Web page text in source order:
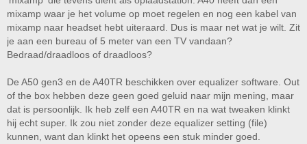
mixamp waar je het volume op moet regelen en nog een kabel van
mixamp naar headset hebt uiteraard. Dus is maar net wat je wilt. Zit
je aan een bureau of 5 meter van een TV vandaan?
Bedraad/draadloos of draadloos?
De A50 gen3 en de A40TR beschikken over equalizer software. Out
of the box hebben deze geen goed geluid naar mijn mening, maar
dat is persoonlijk. Ik heb zelf een A40TR en na wat tweaken klinkt
hij echt super. Ik zou niet zonder deze equalizer setting (file)
kunnen, want dan klinkt het opeens een stuk minder goed.